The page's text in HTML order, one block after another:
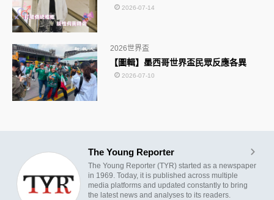
2026-07-14
【圖輯】墨西哥世界盃民眾反應各異
2026世界盃
2026-07-10
The Young Reporter
The Young Reporter (TYR) started as a newspaper
in 1969. Today, it is published across multiple
media platforms and updated constantly to bring
the latest news and analyses to its readers.